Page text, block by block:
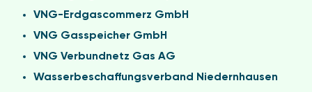
VNG-Erdgascommerz GmbH
VNG Gasspeicher GmbH
VNG Verbundnetz Gas AG
Wasserbeschaffungsverband Niedernhausen